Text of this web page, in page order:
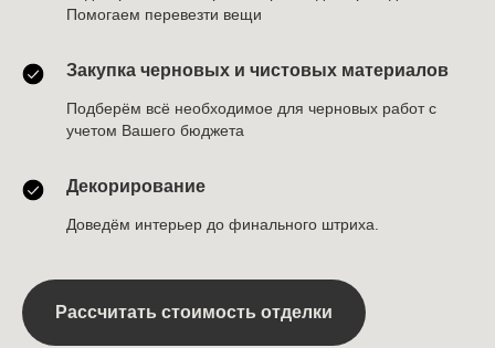
Помогаем перевезти вещи
Закупка черновых и чистовых материалов
Подберём всё необходимое для черновых работ с
учетом Вашего бюджета
Декорирование
Доведём интерьер до финального штриха.
Рассчитать стоимость отделки